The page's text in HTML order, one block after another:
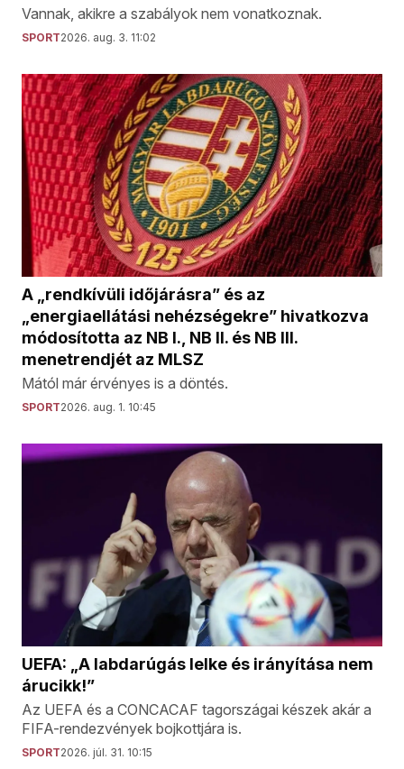
Vannak, akikre a szabályok nem vonatkoznak.
SPORT2026. aug. 3. 11:02
A „rendkívüli időjárásra” és az
„energiaellátási nehézségekre” hivatkozva
módosította az NB I., NB II. és NB III.
menetrendjét az MLSZ
Mától már érvényes is a döntés.
SPORT2026. aug. 1. 10:45
UEFA: „A labdarúgás lelke és irányítása nem
árucikk!”
Az UEFA és a CONCACAF tagországai készek akár a
FIFA-rendezvények bojkottjára is.
SPORT2026. júl. 31. 10:15